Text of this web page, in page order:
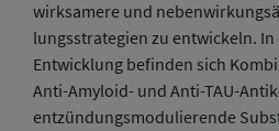
wirksamere und
lungsstrategien zu entwickeln.
Entwicklung befinden sich
Anti-Amyloid- und Anti-TAU-
entzündungsmodulierende